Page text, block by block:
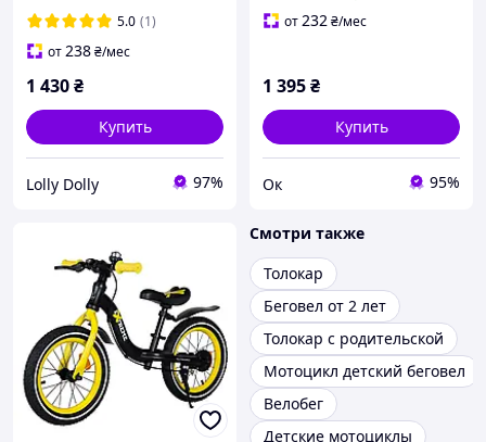
5.0 (1)
от238₴/мес
1 430₴
Купить
Lolly Dolly 97%
от232₴/мес
1 395₴
Купить
Ок 95%
Смотри также
Толокар
Беговел от 2 лет
Толокар с родительской
Мотоцикл детский беговел
Велобег
Детские мотоциклы